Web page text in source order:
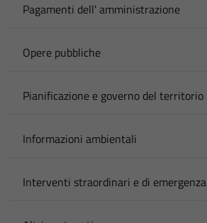
Pagamenti dell' amministrazione
Opere pubbliche
Pianificazione e governo del territorio
Informazioni ambientali
Interventi straordinari e di emergenza